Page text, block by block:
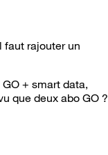
faut rajouter un
+ smart data,
que deux abo GO ?